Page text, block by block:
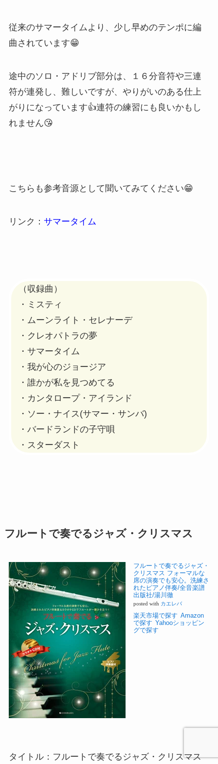
従来のサマータイムより、少し早めのテンポに編
曲されています😁
途中のソロ・アドリブ部分は、１６分音符や三連
符が連発し、難しいですが、やりがいのある仕上
がりになっています👍連符の練習にも良いかもし
れません😘
こちらも参考音源として聞いてみてください😁
リンク： サマータイム
（収録曲）
・ミスティ
・ムーンライト・セレナーデ
・クレオパトラの夢
・サマータイム
・我が心のジョージア
・誰かが私を見つめてる
・カンタロープ・アイランド
・ソー・ナイス(サマー・サンバ)
・バードランドの子守唄
・スターダスト
フルートで奏でるジャズ・クリスマス
フルートで奏でるジャズ・
クリスマス フォーマルな
席の演奏でも安心。洗練さ
れたピアノ伴奏/全音楽譜
出版社/湯川徹
posted with カエレバ
楽天市場で探す Amazon
で探す Yahooショッピン
グで探す
タイトル：フルートで奏でるジャズ・クリスマス